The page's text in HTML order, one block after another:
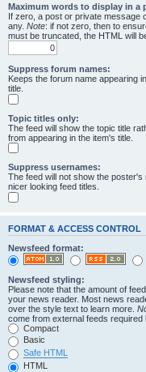
Maximum words to display in a
If zero, a post or private message
any. Note: if not zero, then to
must be truncated, the HTML will
Suppress forum names:
Keeps the forum name appearing
title.
Topic titles only:
The feed will show the topic title
from appearing in the item's title.
Suppress usernames:
The feed will not show the
nicer looking feed titles.
FORMAT & ACCESS CONTROL
Newsfeed format:
Newsfeed styling:
Please note that the amount of
your news reader. Most news
over the style text to learn more.
come from external feeds required
Compact
Basic
Safe HTML
HTML